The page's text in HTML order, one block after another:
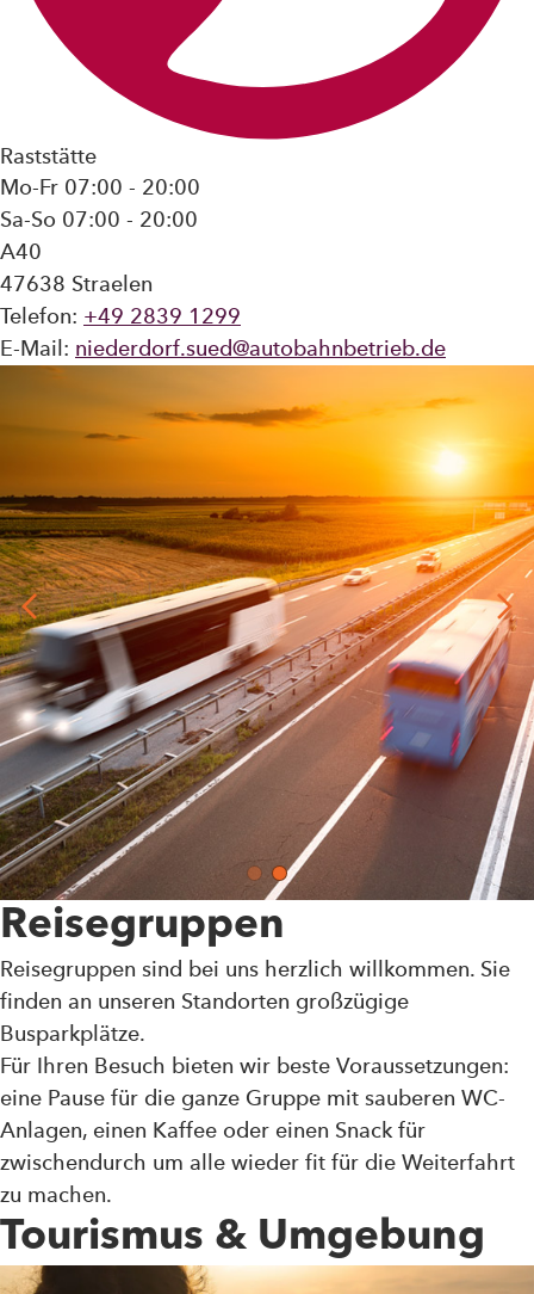
Raststätte
Mo-Fr 07:00 - 20:00
Sa-So 07:00 - 20:00
A40
47638 Straelen
Telefon: +49 2839 1299
E-Mail: niederdorf.sued@autobahnbetrieb.de
Reisegruppen
Reisegruppen sind bei uns herzlich willkommen. Sie
finden an unseren Standorten großzügige
Busparkplätze.
Für Ihren Besuch bieten wir beste Voraussetzungen:
eine Pause für die ganze Gruppe mit sauberen WC-
Anlagen, einen Kaffee oder einen Snack für
zwischendurch um alle wieder fit für die Weiterfahrt
zu machen.
Tourismus & Umgebung